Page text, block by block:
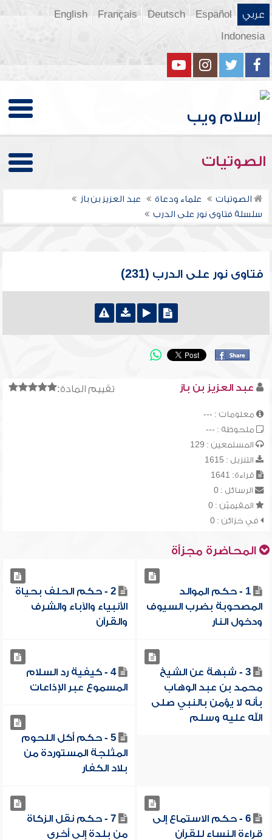
عربي Español
Deutsch
Français
English
Indonesia
الصوتيات
الصوتيات علماء ودعاة
عبد العزيز بن باز
سلسلة فتاوى نور على الدرب
فتاوى نور على الدرب (231)
تقييم المادة: عبد العزيز بن باز
معلومات : ---
ملحوظة : ---
المستمعين : 129
التنزيل : 1615
قراءة: 1641
الرسائل : 0
المقيميّن : 0
في خزائن : 0
المحاضرة مجزأة
1 - حكم الموالد
المصحوبة بضرب السيوف
ودخول النار
2 - حكم الحلف بحياة
الأنبياء والآباء والشرف
والقرآن
3 - شبهة عن الشيخ
محمد بن عبد الوهاب
بأنه لا يؤمن بالنبي صلى
الله عليه وسلم
4 - كيفية رد السلام
المسموع عبر الإذاعات
5 - حكم أكل اللحوم
المثلجة المستوردة من
بلاد الكفار
6 - حكم الاستماع إلى
قراءة النساء للقرآن
7 - حكم نقل الزكاة
من بلدة إلى أخرى